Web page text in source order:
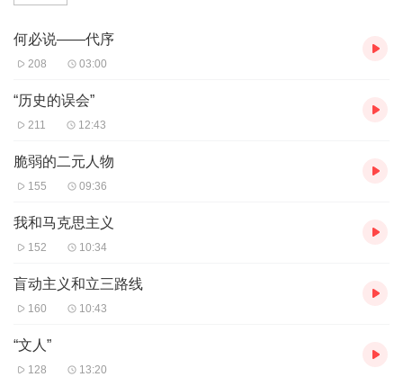
何必说——代序
208 03:00
“历史的误会”
211 12:43
脆弱的二元人物
155 09:36
我和马克思主义
152 10:34
盲动主义和立三路线
160 10:43
“文人”
128 13:20